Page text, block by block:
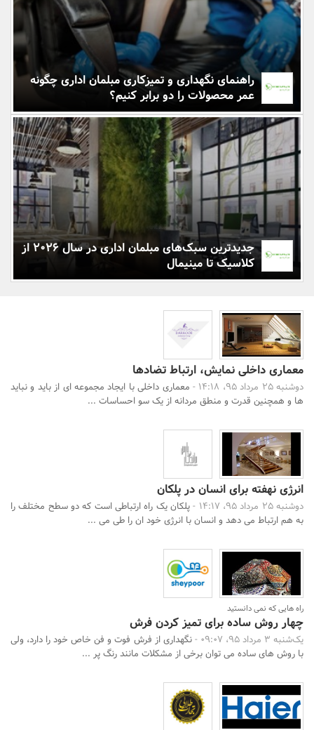
بانک، بیمه و سرمایه
مسکن و ساختمان
جستجو
راهنمای نگهداری و تمیزکاری مبلمان اداری چگونه
عمر محصولات را دو برابر کنیم؟
جدیدترین سبک‌های مبلمان اداری در سال ۲۰۲۶ از
کلاسیک تا مینیمال
معماری داخلی نمایش، ارتباط تضادها
دوشنبه 25 مرداد 95، 14:18 -
معماری داخلی با ایجاد مجموعه ای از باید و نباید
ها و همچنین قدرت و منطق مردانه از یک سو احساسات ...
انرژی نهفته برای انسان در پلکان
دوشنبه 25 مرداد 95، 14:17 -
پلکان یک راه ارتباطی است که دو سطح مختلف را
به هم ارتباط می دهد و انسان با انرژی خود ان را طی می ...
راه هایی که نمی دانستید
چهار روش ساده برای تمیز کردن فرش
یک‌شنبه 3 مرداد 95، 09:07 -
نگهداری از فرش فوت و فن خاص خود را دارد، ولی
با روش های ساده می توان برخی از مشکلات مانند رنگ پر ...